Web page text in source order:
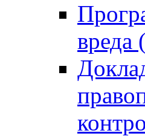
вреда